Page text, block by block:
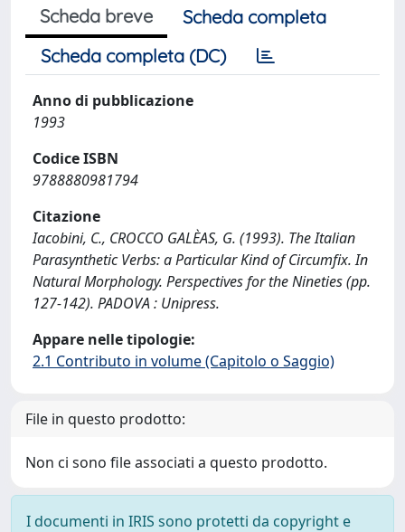
Scheda breve
Scheda completa
Scheda completa (DC)
Anno di pubblicazione
1993
Codice ISBN
9788880981794
Citazione
Iacobini, C., CROCCO GALÈAS, G. (1993). The Italian
Parasynthetic Verbs: a Particular Kind of Circumfix. In
Natural Morphology. Perspectives for the Nineties (pp.
127-142). PADOVA : Unipress.
Appare nelle tipologie:
2.1 Contributo in volume (Capitolo o Saggio)
File in questo prodotto:
Non ci sono file associati a questo prodotto.
I documenti in IRIS sono protetti da copyright e